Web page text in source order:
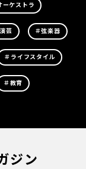
ーケストラ
芸 ＃弦楽器
＃ライフスタイル
＃教育
ジン